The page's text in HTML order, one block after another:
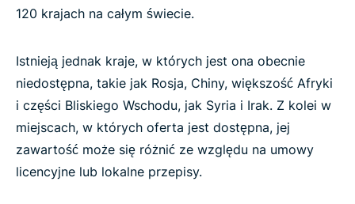
120 krajach na całym świecie.
Istnieją jednak kraje, w których jest ona obecnie
niedostępna, takie jak Rosja, Chiny, większość Afryki
i części Bliskiego Wschodu, jak Syria i Irak. Z kolei w
miejscach, w których oferta jest dostępna, jej
zawartość może się różnić ze względu na umowy
licencyjne lub lokalne przepisy.